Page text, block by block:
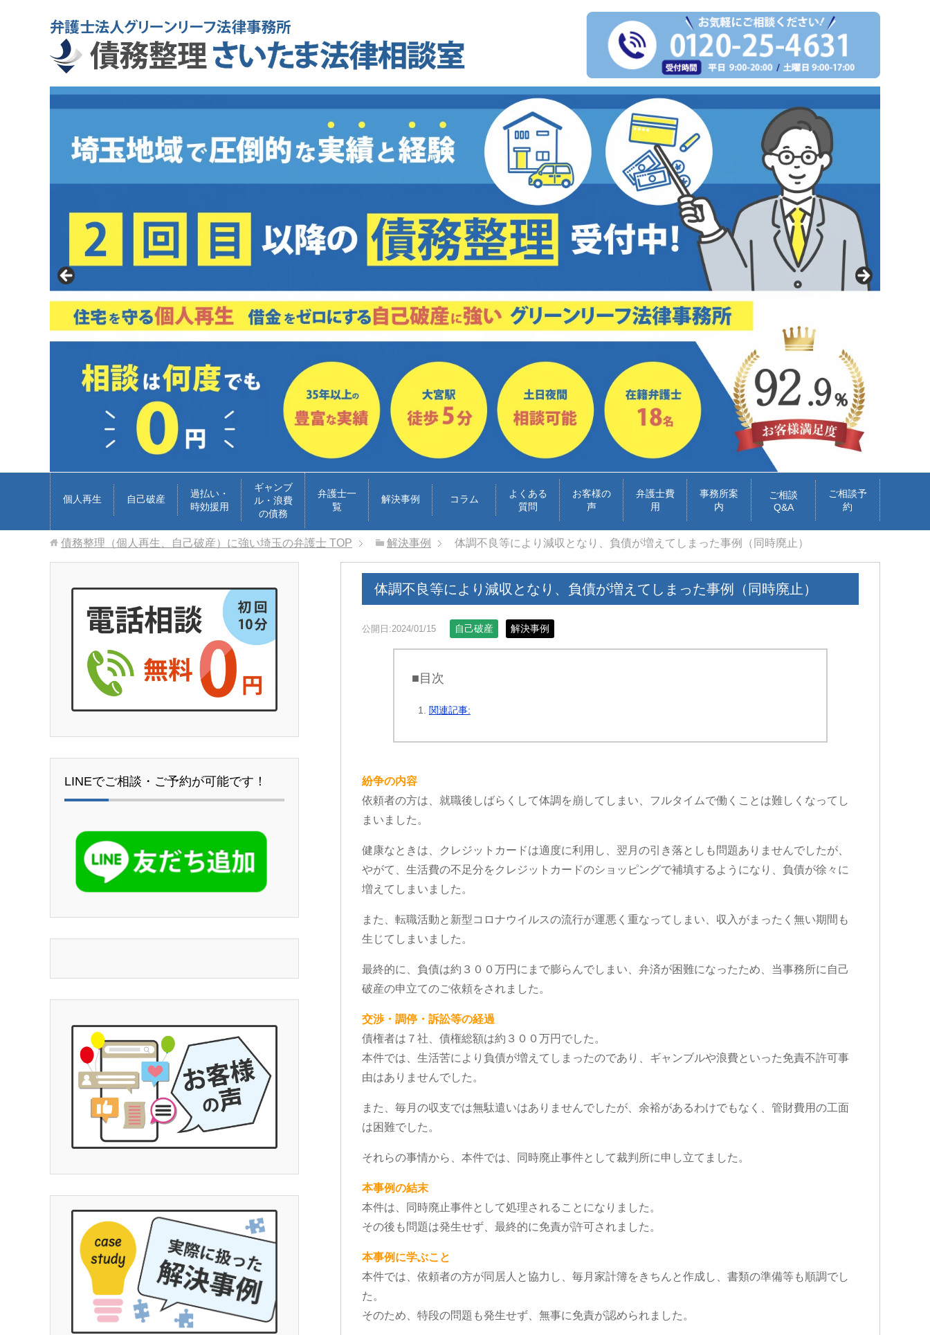
個人再生 自己破産
過払い・
時効援用
ギャンブ
ル・浪費
の債務
弁護士一
覧
解決事例 コラム
よくある
質問
お客様の
声
弁護士費
用
事務所案
内
ご相談
Q&A
ご相談予
約
債務整理（個人再生、自己破産）に強い埼玉の弁護士 TOP 解決事例 体調不良等により減収となり、負債が増えてしまった事例（同時廃止）
体調不良等により減収となり、負債が増えてしまった事例（同時廃止）
公開日:2024/01/15 自己破産 解決事例
■目次
関連記事:
紛争の内容
依頼者の方は、就職後しばらくして体調を崩してしまい、フルタイムで働くことは難しくなってし
まいました。
健康なときは、クレジットカードは適度に利用し、翌月の引き落としも問題ありませんでしたが、
やがて、生活費の不足分をクレジットカードのショッピングで補填するようになり、負債が徐々に
増えてしまいました。
また、転職活動と新型コロナウイルスの流行が運悪く重なってしまい、収入がまったく無い期間も
生じてしまいました。
最終的に、負債は約３００万円にまで膨らんでしまい、弁済が困難になったため、当事務所に自己
破産の申立てのご依頼をされました。
交渉・調停・訴訟等の経過
債権者は７社、債権総額は約３００万円でした。
本件では、生活苦により負債が増えてしまったのであり、ギャンブルや浪費といった免責不許可事
由はありませんでした。
また、毎月の収支では無駄遣いはありませんでしたが、余裕があるわけでもなく、管財費用の工面
は困難でした。
それらの事情から、本件では、同時廃止事件として裁判所に申し立てました。
本事例の結末
本件は、同時廃止事件として処理されることになりました。
その後も問題は発生せず、最終的に免責が許可されました。
本事例に学ぶこと
本件では、依頼者の方が同居人と協力し、毎月家計簿をきちんと作成し、書類の準備等も順調でし
た。
そのため、特段の問題も発生せず、無事に免責が認められました。
LINEでご相談・ご予約が可能です！